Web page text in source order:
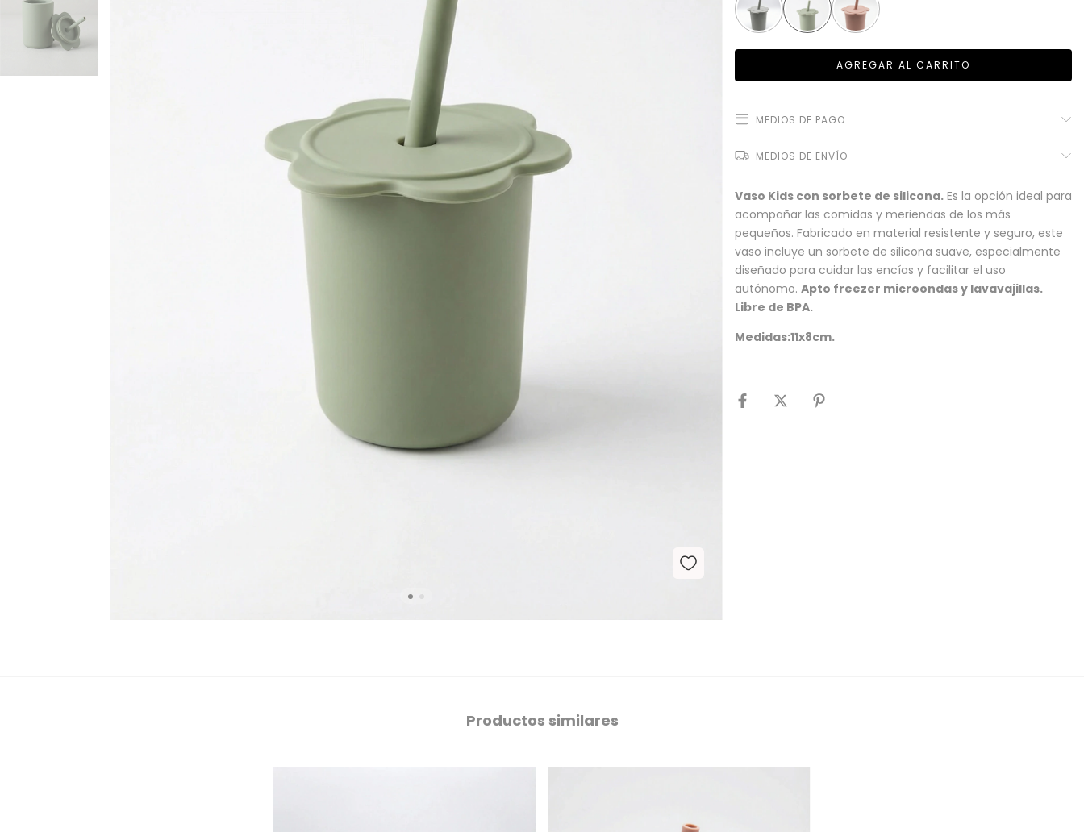
MEDIOS DE PAGO
MEDIOS DE ENVÍO
Vaso Kids con sorbete de silicona. Es la opción ideal para
acompañar las comidas y meriendas de los más
pequeños. Fabricado en material resistente y seguro, este
vaso incluye un sorbete de silicona suave, especialmente
diseñado para cuidar las encías y facilitar el uso
autónomo. Apto freezer microondas y lavavajillas.
Libre de BPA.
Medidas:11x8cm.
Productos similares